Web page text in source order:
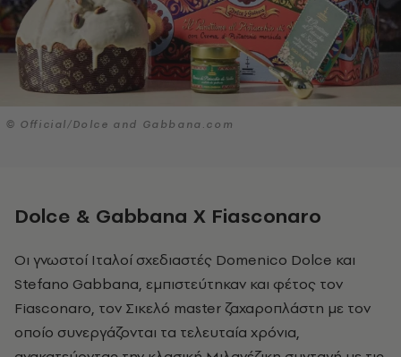
© Official/Dolce and Gabbana.com
Dolce & Gabbana X Fiasconaro
Οι γνωστοί Ιταλοί σχεδιαστές Domenico Dolce και
Stefano Gabbana, εμπιστεύτηκαν και φέτος τον
Fiasconaro, τον Σικελό master ζαχαροπλάστη με τον
οποίο συνεργάζονται τα τελευταία χρόνια,